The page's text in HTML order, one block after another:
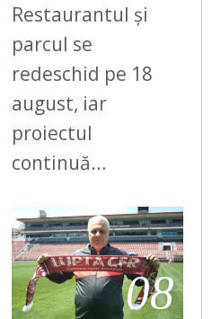
Restaurantul și
parcul se
redeschid pe 18
august, iar
proiectul
continuă…
08